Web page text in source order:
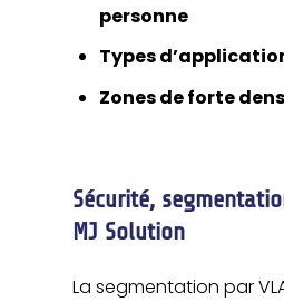
personne
Types
Zones de forte
Sécurité,
MJ Solution
La segmentation par